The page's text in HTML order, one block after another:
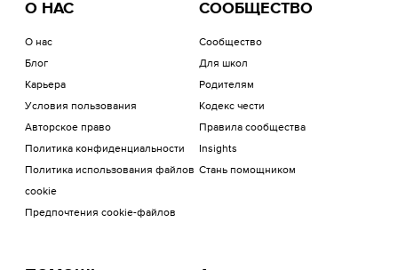
О НАС
О нас
Блог
Карьера
Условия пользования
Авторское право
Политика конфиденциальности
Политика использования файлов
cookie
Предпочтения cookie-файлов
СООБЩЕСТВО
Сообщество
Для школ
Родителям
Кодекс чести
Правила сообщества
Insights
Стань помощником